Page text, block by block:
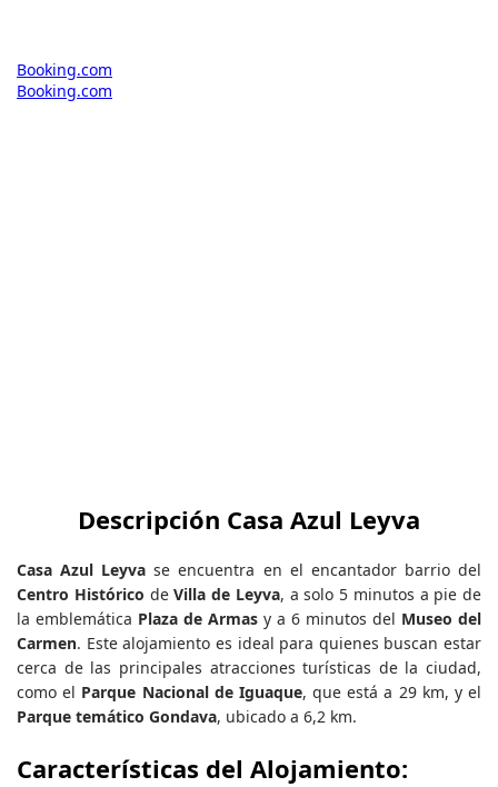
Booking.com
Booking.com
Descripción Casa Azul Leyva
Casa Azul Leyva se encuentra en el encantador barrio del
Centro Histórico deVilla de Leyva, a solo 5 minutos a pie de
la emblemática Plaza de Armas y a 6 minutos del Museo del
Carmen. Este alojamiento es ideal para quienes buscan estar
cerca de las principales atracciones turísticas de la ciudad,
como el Parque Nacional de Iguaque, que está a 29 km, y el
Parque temático Gondava, ubicado a 6,2 km.
Características del Alojamiento: